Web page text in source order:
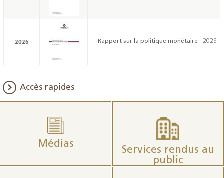
2026 Rapport sur la politique monétaire - 2026
Accès rapides
Médias
Services rendus au
public